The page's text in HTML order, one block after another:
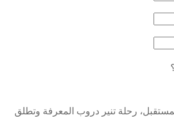
رحلة تنير دروب المعرفة وتطلق